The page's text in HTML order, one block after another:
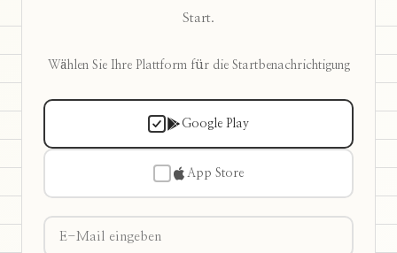
Start.
Wählen Sie Ihre Plattform für die Startbenachrichtigung
Google Play
App Store